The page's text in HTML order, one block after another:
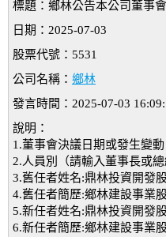
標題：鄉林公告本公司董事
日期：2025-07-03
股票代號：5531
公司名稱： 鄉林
發言時間：2025-07-03
說明：
1.董事會決議日期或發生變
2.人員別（請輸入董事長或
3.舊任者姓名:鼎林投資開發
4.舊任者簡歷:鄉林建設事業
5.新任者姓名:鼎林投資開發
6.新任者簡歷:鄉林建設事業